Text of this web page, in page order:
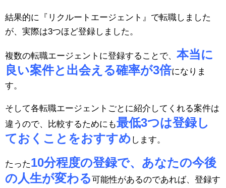
結果的に『リクルートエージェント』で転職しました
が、実際は3つほど登録しました。
複数の転職エージェントに登録することで、 本当に
良い案件と出会える確率が3倍になりま
す。
そして各転職エージェントごとに紹介してくれる案件は
違うので、比較するためにも最低3つは登録し
ておくことをおすすめ します。
たった10分程度の登録で、あなたの今後
の人生が変わる可能性があるのであれば、登録す